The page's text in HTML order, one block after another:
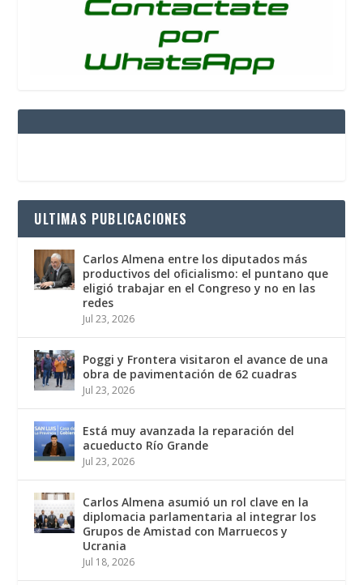
ULTIMAS PUBLICACIONES
Carlos Almena entre los diputados más
productivos del oficialismo: el puntano que
eligió trabajar en el Congreso y no en las
redes
Jul 23, 2026
Poggi y Frontera visitaron el avance de una
obra de pavimentación de 62 cuadras
Jul 23, 2026
Está muy avanzada la reparación del
acueducto Río Grande
Jul 23, 2026
Carlos Almena asumió un rol clave en la
diplomacia parlamentaria al integrar los
Grupos de Amistad con Marruecos y
Ucrania
Jul 18, 2026